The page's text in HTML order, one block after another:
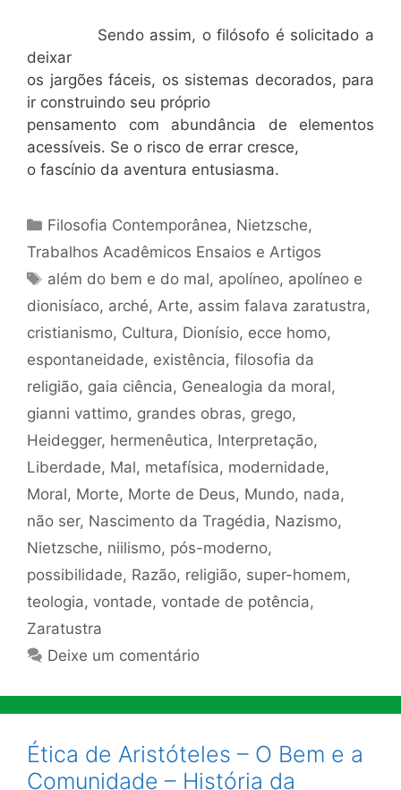
Sendo assim, o filósofo é solicitado a
deixar
os jargões fáceis, os sistemas decorados, para
ir construindo seu próprio
pensamento com abundância de elementos
acessíveis. Se o risco de errar cresce,
o fascínio da aventura entusiasma.
Categorias
Filosofia Contemporânea, Nietzsche,
Trabalhos Acadêmicos Ensaios e Artigos
Tags
além do bem e do mal, apolíneo, apolíneo e
dionisíaco, arché, Arte, assim falava zaratustra,
cristianismo, Cultura, Dionísio, ecce homo,
espontaneidade, existência, filosofia da
religião, gaia ciência, Genealogia da moral,
gianni vattimo, grandes obras, grego,
Heidegger, hermenêutica, Interpretação,
Liberdade, Mal, metafísica, modernidade,
Moral, Morte, Morte de Deus, Mundo, nada,
não ser, Nascimento da Tragédia, Nazismo,
Nietzsche, niilismo, pós-moderno,
possibilidade, Razão, religião, super-homem,
teologia, vontade, vontade de potência,
Zaratustra
Deixe um comentário
Ética de Aristóteles – O Bem e a
Comunidade – História da